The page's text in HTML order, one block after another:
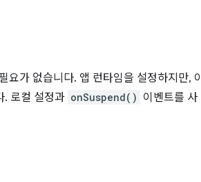
가 없습니다. 앱 런타임을 설정하지만, 이
. 로컬 설정과 onSuspend() 이벤트를 사